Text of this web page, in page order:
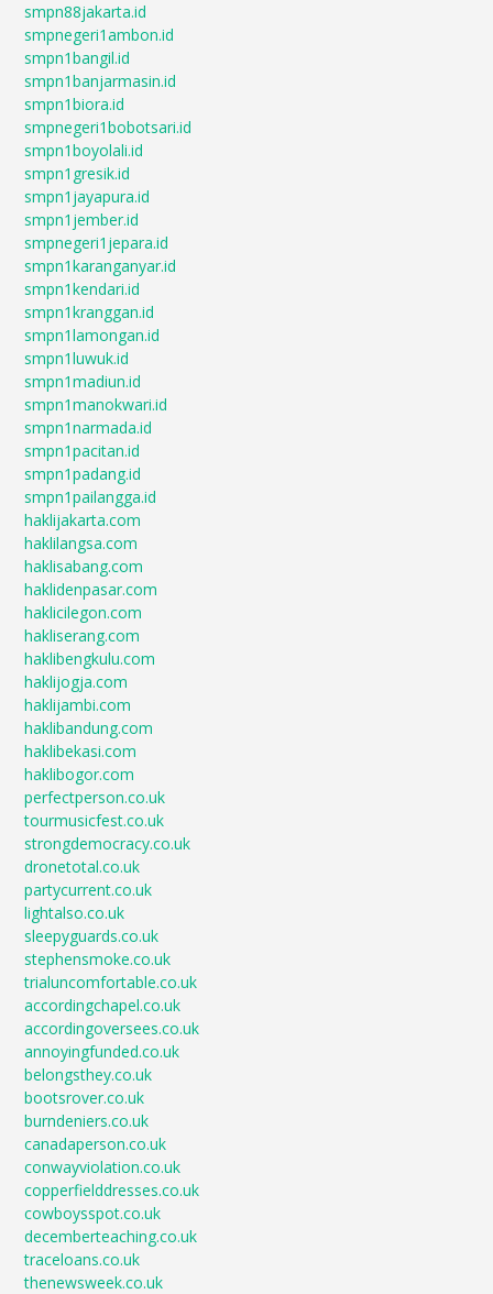
smpn88jakarta.id
smpnegeri1ambon.id
smpn1bangil.id
smpn1banjarmasin.id
smpn1biora.id
smpnegeri1bobotsari.id
smpn1boyolali.id
smpn1gresik.id
smpn1jayapura.id
smpn1jember.id
smpnegeri1jepara.id
smpn1karanganyar.id
smpn1kendari.id
smpn1kranggan.id
smpn1lamongan.id
smpn1luwuk.id
smpn1madiun.id
smpn1manokwari.id
smpn1narmada.id
smpn1pacitan.id
smpn1padang.id
smpn1pailangga.id
haklijakarta.com
haklilangsa.com
haklisabang.com
haklidenpasar.com
haklicilegon.com
hakliserang.com
haklibengkulu.com
haklijogja.com
haklijambi.com
haklibandung.com
haklibekasi.com
haklibogor.com
perfectperson.co.uk
tourmusicfest.co.uk
strongdemocracy.co.uk
dronetotal.co.uk
partycurrent.co.uk
lightalso.co.uk
sleepyguards.co.uk
stephensmoke.co.uk
trialuncomfortable.co.uk
accordingchapel.co.uk
accordingoversees.co.uk
annoyingfunded.co.uk
belongsthey.co.uk
bootsrover.co.uk
burndeniers.co.uk
canadaperson.co.uk
conwayviolation.co.uk
copperfielddresses.co.uk
cowboysspot.co.uk
decemberteaching.co.uk
traceloans.co.uk
thenewsweek.co.uk